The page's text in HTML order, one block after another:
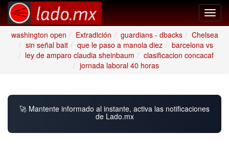
washington open
Extradición guardians - dbacks
Chelsea
sin señal bait
que le paso a manola diez
barcelona vs
ley de amparo claudia sheinbaum
clasificacion concacaf
jornada laboral 40 horas
🚀 Mantente informado al instante, activa las notificaciones
de Lado.mx